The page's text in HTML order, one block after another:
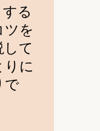
る
を
て
に
で